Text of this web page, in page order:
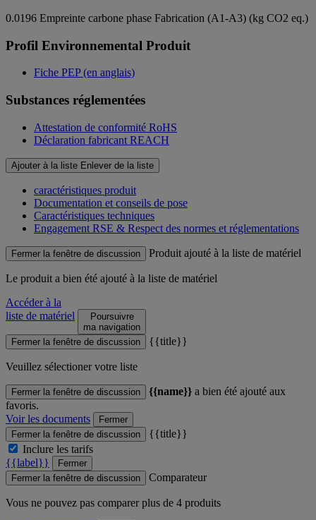
0.0196 Empreinte carbone phase Fabrication (A1-A3) (kg CO2 eq.)
Profil Environnemental Produit
Fiche PEP (en anglais)
Substances réglementées
Attestation de conformité RoHS
Déclaration fabricant REACH
Ajouter à la liste Enlever de la liste
caractéristiques produit
Documentation et conseils de pose
Caractéristiques techniques
Engagement RSE & Respect des normes et réglementations
Fermer la fenêtre de discussion Produit ajouté à la liste de matériel
Le produit a bien été ajouté à la liste de matériel
Accéder à la
liste de matériel
Poursuivre
ma navigation
Fermer la fenêtre de discussion
{{title}}
Veuillez sélectioner votre liste
Fermer la fenêtre de discussion {{name}} a bien été ajouté aux
favoris.
Voir les documents
Fermer
Fermer la fenêtre de discussion
{{title}}
Inclure les tarifs
{{label}}
Fermer
Fermer la fenêtre de discussion
Comparateur
Vous ne pouvez pas comparer plus de 4 produits